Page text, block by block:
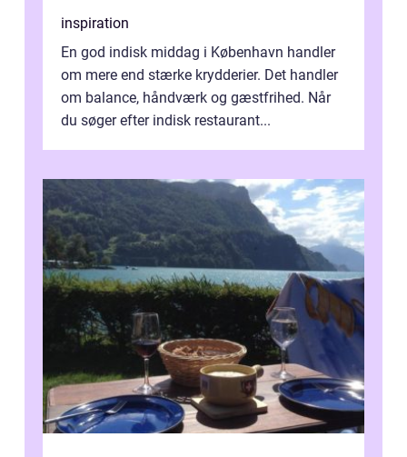
inspiration
En god indisk middag i København handler
om mere end stærke krydderier. Det handler
om balance, håndværk og gæstfrihed. Når
du søger efter indisk restaurant...